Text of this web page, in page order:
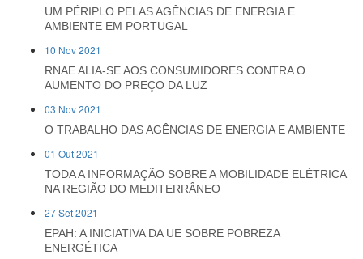
UM PÉRIPLO PELAS AGÊNCIAS DE ENERGIA E
AMBIENTE EM PORTUGAL
10 Nov 2021
RNAE ALIA-SE AOS CONSUMIDORES CONTRA O
AUMENTO DO PREÇO DA LUZ
03 Nov 2021
O TRABALHO DAS AGÊNCIAS DE ENERGIA E AMBIENTE
01 Out 2021
TODA A INFORMAÇÃO SOBRE A MOBILIDADE ELÉTRICA
NA REGIÃO DO MEDITERRÂNEO
27 Set 2021
EPAH: A INICIATIVA DA UE SOBRE POBREZA
ENERGÉTICA